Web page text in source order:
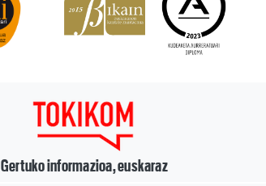
Gertuko informazioa, euskaraz